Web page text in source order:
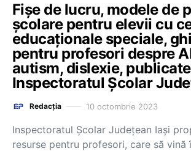
Fișe de lucru, modele de
școlare pentru elevii cu
educaționale speciale,
pentru profesori despre
autism, dislexie,
Inspectoratul Școlar
Redacția 10 octombrie 2023
Inspectoratul Școlar Județean Iași
resurse pentru profesori, care să vină